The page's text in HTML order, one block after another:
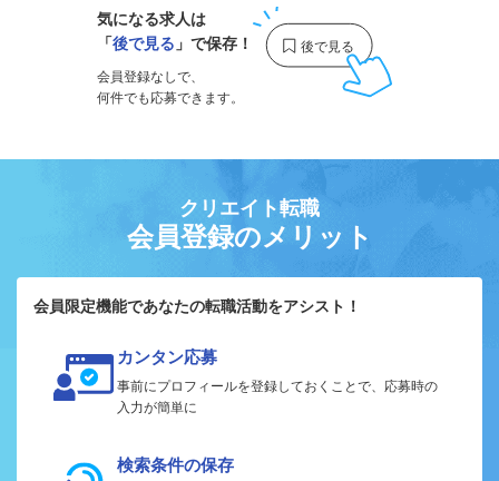
気になる求人は
「後で見る 」で保存！
会員登録なしで、
何件でも応募できます。
クリエイト転職
会員登録のメリット
会員限定機能であなたの転職活動をアシスト！
カンタン応募
事前にプロフィールを登録しておくことで、応募時の
入力が簡単に
検索条件の保存